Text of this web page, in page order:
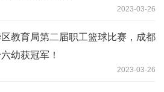
2023-03-26
区教育局第二届职工篮球比赛，成都
幼获冠军！
2023-03-26